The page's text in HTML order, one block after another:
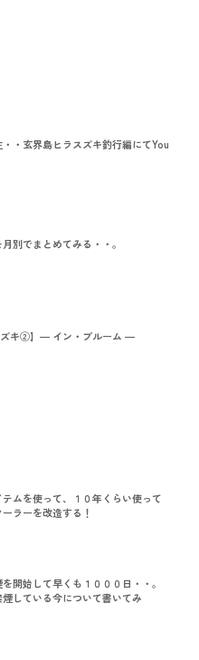
・玄界島ヒラスズキ釣行編にてYou
別でまとめてみる・・。
ズキ②】― イン・ブルーム ―
ムを使って、１０年くらい使って
ラーを改造する！
開始して早くも１０００日・・。
している今について書いてみ